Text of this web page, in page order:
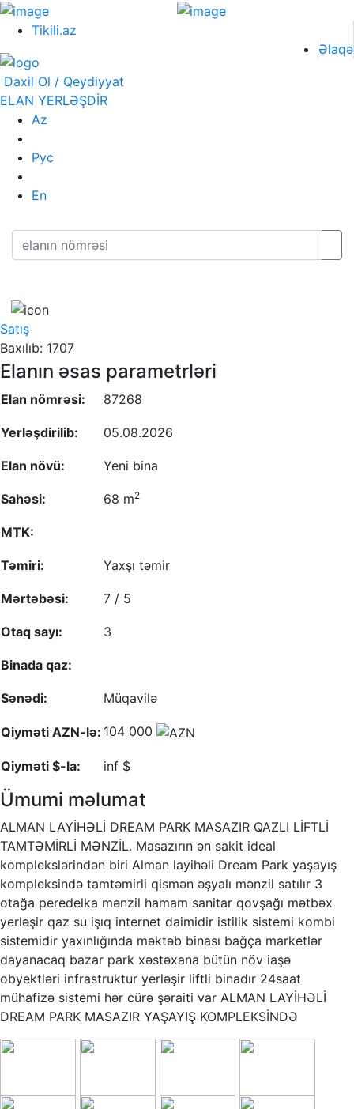
Tikili.az
Əlaqə
Daxil Ol / Qeydiyyat
ELAN YERLƏŞDİR
Az
Рус
En
Satış
Baxılıb: 1707
Elanın əsas parametrləri
Elan nömrəsi: 87268
Yerləşdirilib: 05.08.2026
Elan növü: Yeni bina
Sahəsi: 68 m2
MTK:
Təmiri: Yaxşı təmir
Mərtəbəsi: 7 / 5
Otaq sayı: 3
Binada qaz:
Sənədi: Müqavilə
Qiyməti AZN-lə: 104 000
Qiyməti $-la: inf $
Ümumi məlumat
ALMAN LAYİHƏLİ DREAM PARK MASAZIR QAZLI LİFTLİ
TAMTƏMİRLİ MƏNZİL. Masazırın ən sakit ideal
komplekslərindən biri Alman layihəli Dream Park yaşayış
kompleksində tamtəmirli qismən əşyalı mənzil satılır 3
otağa peredelka mənzil hamam sanitar qovşağı mətbəx
yerləşir qaz su işıq internet daimidir istilik sistemi kombi
sistemidir yaxınlığında məktəb binası bağça marketlər
dayanacaq bazar park xəstəxana bütün növ iaşə
obyektləri infrastruktur yerləşir liftli binadır 24saat
mühafizə sistemi hər cürə şəraiti var ALMAN LAYİHƏLİ
DREAM PARK MASAZIR YAŞAYIŞ KOMPLEKSİNDƏ